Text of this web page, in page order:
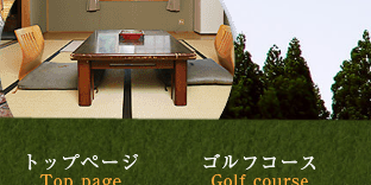
ゴル
トップページ